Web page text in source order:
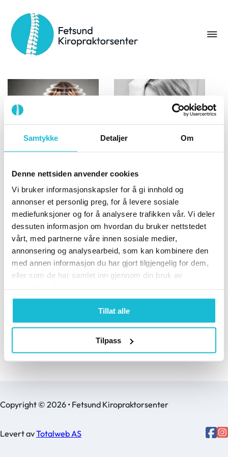
Samtykke Detaljer Om
Denne nettsiden anvender cookies
Vi bruker informasjonskapsler for å gi innhold og
annonser et personlig preg, for å levere sosiale
mediefunksjoner og for å analysere trafikken vår. Vi deler
dessuten informasjon om hvordan du bruker nettstedet
vårt, med partnerne våre innen sosiale medier,
annonsering og analysearbeid, som kan kombinere den
med annen informasjon du har gjort tilgjengelig for dem,
eller som de har samlet inn gjennom din bruk av
Tillat alle
Tilpass
Stikkord:krystallsyke
14. januar 2026
En enkel guide til de
vanligste årsakene til
svimmelhet - og når du
bør få det sjekket.
Svimmelhet har…
svimmelhet – 5
øvelser som
hjelper!
19. november 2024
Har du fått krystallsyke
og blitt svimmel uten å
vite hva du skal gjøre?
Eller kanskje legen har
anbefalt øvelser…
Copyright © 2026 • Fetsund Kiropraktorsenter
Levert avTotalweb AS